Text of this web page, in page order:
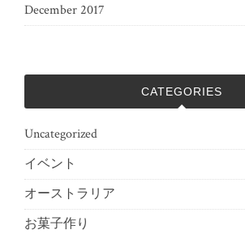
December 2017
CATEGORIES
Uncategorized
イベント
オーストラリア
お菓子作り